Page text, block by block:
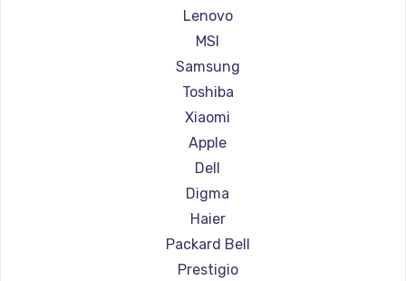
Ремонт ноутбуков Epson
Ремонт ноутбуков Philips
Ремонт ноутбуков LG
Ремонт ноутбуков Panasonic
Ремонт ноутбуков Irbis
Ремонт ноутбуков Thunderobot
Ремонт ноутбуков Hasee
Ремонт ноутбуков ZTE
Ремонт ноутбуков Hiper
Ремонт ноутбуков Evga
Ремонт ноутбуков Google
Lenovo
MSI
Samsung
Toshiba
Xiaomi
Apple
Dell
Digma
Haier
Packard Bell
Prestigio